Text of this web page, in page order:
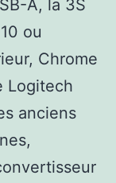
A, la 3S
ou
Chrome
Logitech
anciens